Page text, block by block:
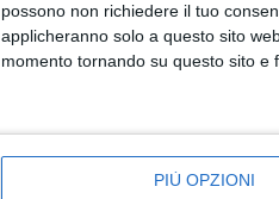
possono non richiedere il tuo
applicheranno solo a questo sito
momento tornando su questo sito e
PIÙ OPZIONI
SOCIAL VIDEO49
SECONDI
100x100 Maturi edizione
tutte